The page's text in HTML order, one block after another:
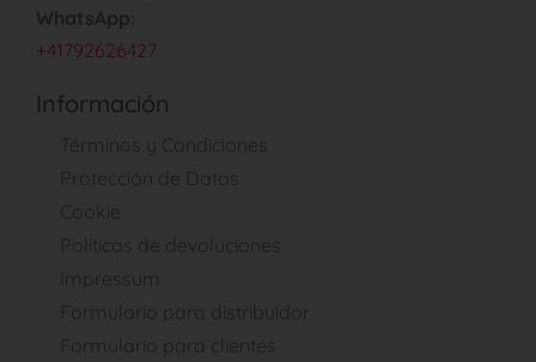
WhatsApp:
+41792626427
Información
Términos y Condiciones
Protección de Datos
Cookie
Políticas de devoluciones
Impressum
Formulario para distribuidor
Formulario para clientes